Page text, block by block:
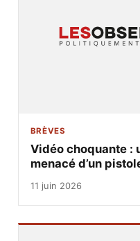
BRÈVES
Vidéo choquante :
menacé d’un
11 juin 2026